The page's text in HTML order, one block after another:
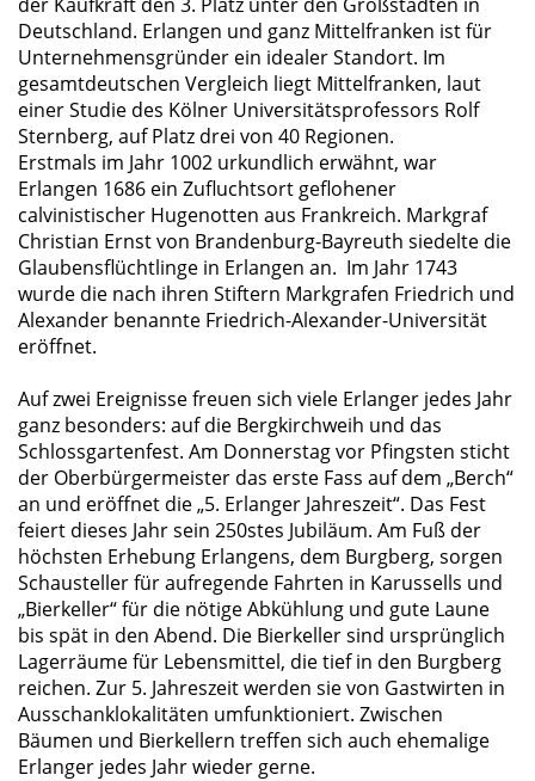
Deutschland. Erlangen und ganz Mittelfranken ist für
Unternehmensgründer ein idealer Standort. Im
gesamtdeutschen Vergleich liegt Mittelfranken, laut
einer Studie des Kölner Universitätsprofessors Rolf
Sternberg, auf Platz drei von 40 Regionen.
Erstmals im Jahr 1002 urkundlich erwähnt, war
Erlangen 1686 ein Zufluchtsort geflohener
calvinistischer Hugenotten aus Frankreich. Markgraf
Christian Ernst von Brandenburg-Bayreuth siedelte die
Glaubensflüchtlinge in Erlangen an. Im Jahr 1743
wurde die nach ihren Stiftern Markgrafen Friedrich und
Alexander benannte Friedrich-Alexander-Universität
eröffnet.
Auf zwei Ereignisse freuen sich viele Erlanger jedes Jahr
ganz besonders: auf die Bergkirchweih und das
Schlossgartenfest. Am Donnerstag vor Pfingsten sticht
der Oberbürgermeister das erste Fass auf dem „Berch“
an und eröffnet die „5. Erlanger Jahreszeit“. Das Fest
feiert dieses Jahr sein 250stes Jubiläum. Am Fuß der
höchsten Erhebung Erlangens, dem Burgberg, sorgen
Schausteller für aufregende Fahrten in Karussells und
Bierkeller“ für die nötige Abkühlung und gute Laune
bis spät in den Abend. Die Bierkeller sind ursprünglich
Lagerräume für Lebensmittel, die tief in den Burgberg
reichen. Zur 5. Jahreszeit werden sie von Gastwirten in
Ausschanklokalitäten umfunktioniert. Zwischen
Bäumen und Bierkellern treffen sich auch ehemalige
Erlanger jedes Jahr wieder gerne.